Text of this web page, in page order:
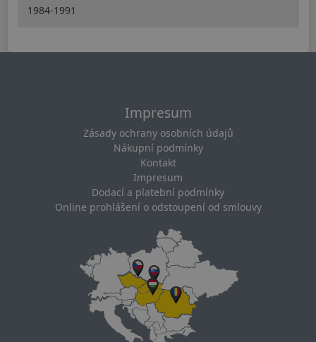
1984-1991
Impresum
Zásady ochrany osobních údajů
Nákupní podmínky
Kontakt
Impresum
Dodací a platební podmínky
Online prohlášení o odstoupení od smlouvy